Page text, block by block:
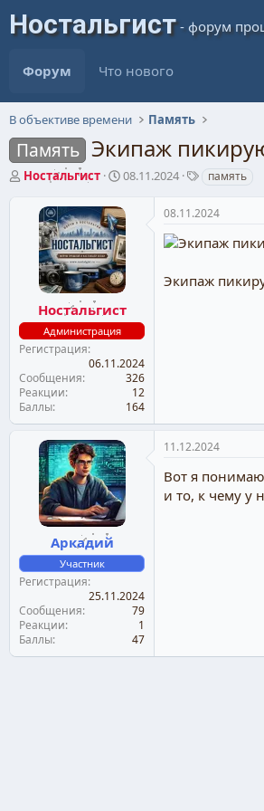
Форум Что нового
В объективе времени Память
Память Экипаж
А
Ностальгист
Д
т
а
н
а
ч
а
л
а
08.11.2024
г
память
Ностальгист
Администрация
Регистрация
06.11.2024
Сообщения
326
Реакции
12
Баллы
164
08.11.2024
Экипаж
Аркадий
Участник
Регистрация
25.11.2024
Сообщения
79
Реакции
1
Баллы
47
11.12.2024
Вот я
и то, к чему у